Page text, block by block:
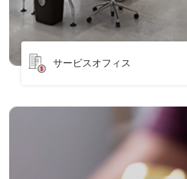
サービスオフィス